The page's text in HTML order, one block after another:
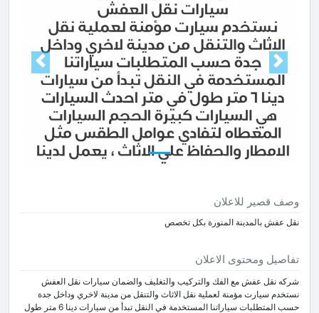
Next Prev
وصف قصير للاعلان
نقل عفش بالمدينة المنورة بكل تخصص
تفاصيل ومحتوى الاعلان
شركه نقل عفش مع الفك والتركيب والتغليف والضمان سيارات نقل العفش
نستخدم سيارت مؤمنة لعملية نقل الاثاث والتنقل من مدينة لاخري وداخل جدة
حسب المتطلبات سياراتنا المستخدمة في النقل تبدأ من سيارات دينا 6 متر طول